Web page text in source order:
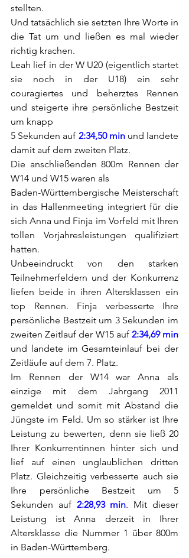
stellten.
Und tatsächlich sie setzten Ihre Worte in
die Tat um und ließen es mal wieder
richtig krachen.
Leah lief in der W U20 (eigentlich startet
sie noch in der U18) ein sehr
couragiertes und beherztes Rennen
und steigerte ihre persönliche Bestzeit
um knapp
5 Sekunden auf 2:34,50 min und landete
damit auf dem zweiten Platz.
Die anschließenden 800m Rennen der
W14 und W15 waren als
Baden-Württembergische Meisterschaft
in das Hallenmeeting integriert für die
sich Anna und Finja im Vorfeld mit Ihren
tollen Vorjahresleistungen qualifiziert
hatten.
Unbeeindruckt von den starken
Teilnehmerfeldern und der Konkurrenz
liefen beide in ihren Altersklassen ein
top Rennen. Finja verbesserte Ihre
persönliche Bestzeit um 3 Sekunden im
zweiten Zeitlauf der W15 auf 2:34,69 min
und landete im Gesamteinlauf bei der
Zeitläufe auf dem 7. Platz.
Im Rennen der W14 war Anna als
einzige mit dem Jahrgang 2011
gemeldet und somit mit Abstand die
Jüngste im Feld. Um so stärker ist Ihre
Leistung zu bewerten, denn sie ließ 20
Ihrer Konkurrentinnen hinter sich und
lief auf einen unglaublichen dritten
Platz. Gleichzeitig verbesserte auch sie
Ihre persönliche Bestzeit um 5
Sekunden auf 2:28,93 min. Mit dieser
Leistung ist Anna derzeit in Ihrer
Altersklasse die Nummer 1 über 800m
in Baden-Württemberg.